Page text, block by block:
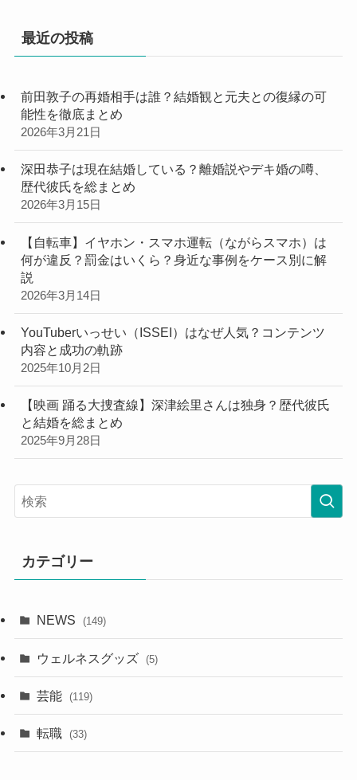
最近の投稿
前田敦子の再婚相手は誰？結婚観と元夫との復縁の可
能性を徹底まとめ
2026年3月21日
深田恭子は現在結婚している？離婚説やデキ婚の噂、
歴代彼氏を総まとめ
2026年3月15日
【自転車】イヤホン・スマホ運転（ながらスマホ）は
何が違反？罰金はいくら？身近な事例をケース別に解
説
2026年3月14日
YouTuberいっせい（ISSEI）はなぜ人気？コンテンツ
内容と成功の軌跡
2025年10月2日
【映画 踊る大捜査線】深津絵里さんは独身？歴代彼氏
と結婚を総まとめ
2025年9月28日
カテゴリー
NEWS (149)
ウェルネスグッズ (5)
芸能 (119)
転職 (33)